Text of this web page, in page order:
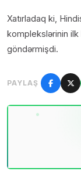
Xatırladaq ki,
komplekslərinin ilk
göndərmişdi.
PAYLAŞ